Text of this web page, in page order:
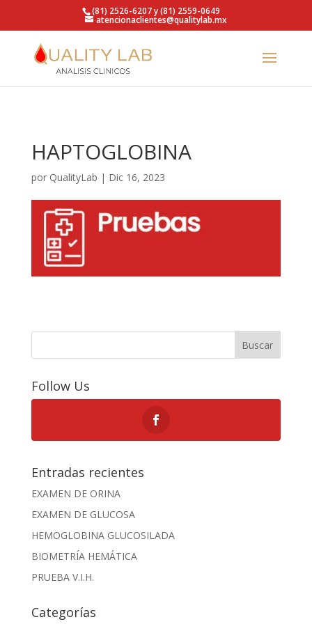
https://qualitylab.mx/(81) 2526-6207 y (81) 2559-0649
atencionaclientes@qualitylab.mx
HAPTOGLOBINA
por QualityLab | Dic 16, 2023
Buscar
Follow Us
Entradas recientes
EXAMEN DE ORINA
EXAMEN DE GLUCOSA
HEMOGLOBINA GLUCOSILADA
BIOMETRÍA HEMÁTICA
PRUEBA V.I.H.
Categorías